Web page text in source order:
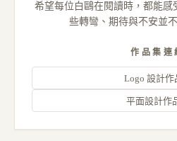
希望每位白鷗在閱讀時，都能感
些轉彎、期待與不安並
作品集連
Logo 設計作
平面設計作